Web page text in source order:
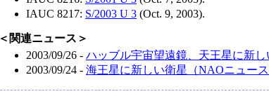
IAUC 8217: S/2003 U 3 (Oct. 9, 2003).
＜関連ニュース＞
2003/09/26 - ハッブル宇宙望遠鏡、天王星に新
2003/09/24 - 海王星に新しい衛星（NAOニュース